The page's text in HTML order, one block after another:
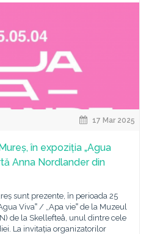
17 Mar 2025
în expoziția „Agua
Anna Nordlander din
sunt prezente, în perioada 25
Viva‟ / „Apa vie‟ de la Muzeul
de la Skellefteå, unul dintre cele
La invitația organizatorilor